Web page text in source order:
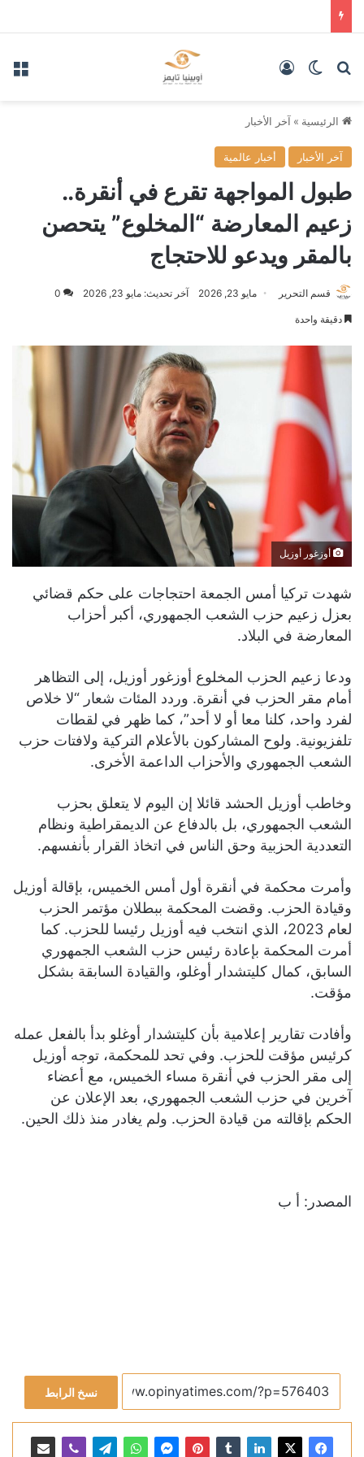
بحث عنالوضع المظلم
الرئيسية » آخر الأخبار
آخر الأخبار أخبار عالمية
طبول المواجهة تقرع في أنقرة..
زعيم المعارضة “المخلوع” يتحصن
بالمقر ويدعو للاحتجاج
قسم التحرير مايو 23, 2026 آخر تحديث: مايو 23, 2026 0
دقيقة واحدة
أوزغور أوزيل
شهدت تركيا أمس الجمعة احتجاجات على حكم قضائي
بعزل زعيم حزب الشعب الجمهوري، أكبر أحزاب
المعارضة في البلاد.
ودعا زعيم الحزب المخلوع أوزغور أوزيل، إلى التظاهر
أمام مقر الحزب في أنقرة. وردد المئات شعار “لا خلاص
لفرد واحد، كلنا معا أو لا أحد”، كما ظهر في لقطات
تلفزيونية. ولوح المشاركون بالأعلام التركية ولافتات حزب
الشعب الجمهوري والأحزاب الداعمة الأخرى.
وخاطب أوزيل الحشد قائلا إن اليوم لا يتعلق بحزب
الشعب الجمهوري، بل بالدفاع عن الديمقراطية ونظام
التعددية الحزبية وحق الناس في اتخاذ القرار بأنفسهم.
وأمرت محكمة في أنقرة أول أمس الخميس، بإقالة أوزيل
وقيادة الحزب. وقضت المحكمة ببطلان مؤتمر الحزب
لعام 2023، الذي انتخب فيه أوزيل رئيسا للحزب. كما
أمرت المحكمة بإعادة رئيس حزب الشعب الجمهوري
السابق، كمال كليتشدار أوغلو، والقيادة السابقة بشكل
مؤقت.
وأفادت تقارير إعلامية بأن كليتشدار أوغلو بدأ بالفعل عمله
كرئيس مؤقت للحزب. وفي تحد للمحكمة، توجه أوزيل
إلى مقر الحزب في أنقرة مساء الخميس، مع أعضاء
آخرين في حزب الشعب الجمهوري، بعد الإعلان عن
الحكم بإقالته من قيادة الحزب. ولم يغادر منذ ذلك الحين.
المصدر: أ ب
نسخ الرابط